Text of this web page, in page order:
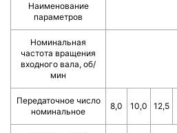
Наименование
параметров
Номинальная
частота вращения
входного вала, об/
мин
Передаточное число
номинальное
8,0 10,0 12,5